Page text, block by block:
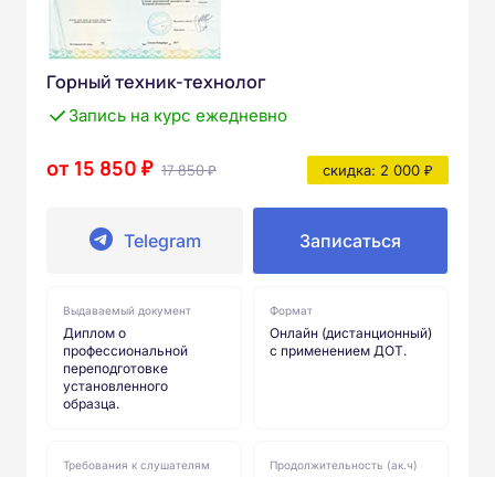
Горный техник-технолог
Запись на курс ежедневно
от 15 850 ₽ 17 850 ₽ скидка: 2 000 ₽
Telegram Записаться
Выдаваемый документ
Диплом о
профессиональной
переподготовке
установленного
образца.
Формат
Онлайн (дистанционный)
с применением ДОТ.
Требования к слушателям Продолжительность (ак.ч)